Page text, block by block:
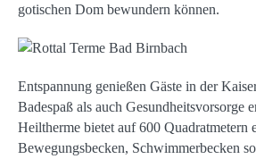
gotischen Dom bewundern können.
Entspannung genießen Gäste in der
Badespaß als auch Gesundheitsvorsorge
Heiltherme bietet auf 600 Quadratmetern
Bewegungsbecken, Schwimmerbecken